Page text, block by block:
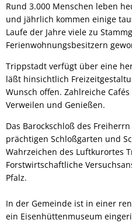
Rund 3.000 Menschen leben
und jährlich kommen einige
Laufe der Jahre viele zu
Ferienwohnungsbesitzern
Trippstadt verfügt über eine
läßt hinsichtlich
Wunsch offen. Zahlreiche
Verweilen und Genießen.
Das Barockschloß des
prächtigen Schloßgarten und
Wahrzeichen des Luftkurortes
Forstwirtschaftliche
Pfalz.
In der Gemeinde ist in einer
ein Eisenhüttenmuseum